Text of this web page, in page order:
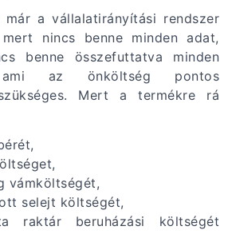
már a vállalatirányítási rendszer
nincs benne minden adat,
benne összefuttatva minden
az önköltség pontos
Mert a termékre rá
vámköltségét,
selejt költségét,
raktár beruházási költségét